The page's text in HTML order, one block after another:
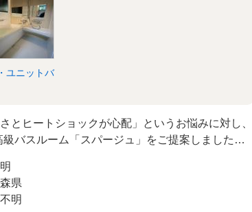
ユニットバ
さとヒートショックが心配」というお悩みに対し、
級バスルーム「スパージュ」をご提案しました。
るお湯が首から肩を優しくなで、心地よい刺激で
極上のリラックスタイムを叶えます。あわせて
」「高断熱浴槽」「浴室暖房」を完備し、冬場で
県
明